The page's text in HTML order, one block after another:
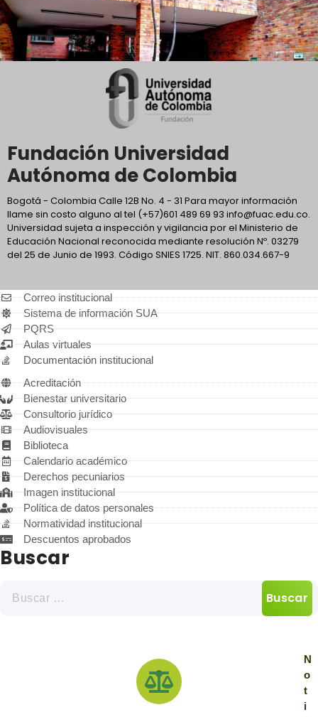
Fundación Universidad
Autónoma de Colombia
Bogotá - Colombia Calle 12B No. 4 - 31 Para mayor información
llame sin costo alguno al tel (+57)601 489 69 93 info@fuac.edu.co.
Universidad sujeta a inspección y vigilancia por el Ministerio de
Educación Nacional reconocida mediante resolución Nº. 03279
del 25 de Junio de 1993. Código SNIES 1725. NIT. 860.034.667-9
Correo institucional
Sistema de información SUA
PQRS
Aulas virtuales
Documentación institucional
Acreditación
Bienestar universitario
Consultorio jurídico
Audiovisuales
Biblioteca
Calendario académico
Derechos pecuniarios
Imagen institucional
Política de datos personales
Normatividad institucional
Descuentos aprobados
Buscar
N
o
t
i